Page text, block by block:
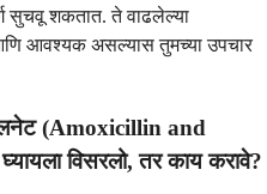
सुचवू शकतात. ते वाढलेल्या
आणि आवश्यक असल्यास तुमच्या उपचार
(Amoxicillin and
विसरलो, तर काय करावे?